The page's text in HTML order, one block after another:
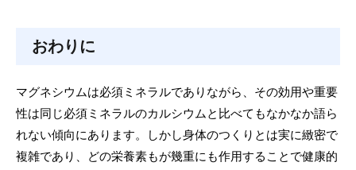
おわりに
マグネシウムは必須ミネラルでありながら、その効用や重要
性は同じ必須ミネラルのカルシウムと比べてもなかなか語ら
れない傾向にあります。しかし身体のつくりとは実に緻密で
複雑であり、どの栄養素もが幾重にも作用することで健康的